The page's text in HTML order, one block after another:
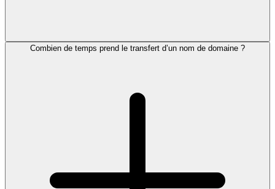
Combien de temps prend le transfert d’un nom de domaine ?